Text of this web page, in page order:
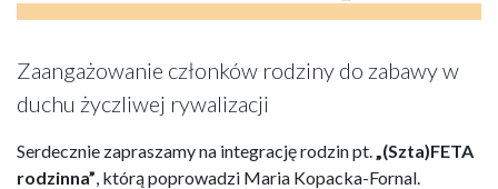
Zaangażowanie członków rodziny do zabawy w
duchu życzliwej rywalizacji
Serdecznie zapraszamy na integrację rodzin pt.
„(Szta)FETA
rodzinna” , którą poprowadzi Maria Kopacka-Fornal.